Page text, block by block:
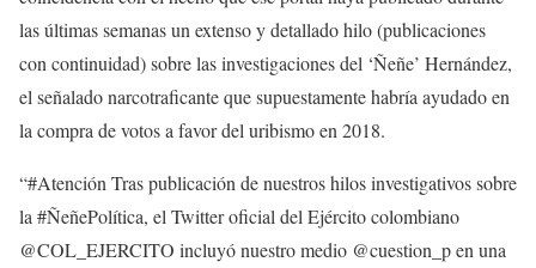
las últimas semanas un extenso y detallado hilo (publicaciones
con continuidad) sobre las investigaciones del ‘Ñeñe’ Hernández,
el señalado narcotraficante que supuestamente habría ayudado en
la compra de votos a favor del uribismo en 2018.
“#Atención Tras publicación de nuestros hilos investigativos sobre
la #ÑeñePolítica, el Twitter oficial del Ejército colombiano
@COL_EJERCITO incluyó nuestro medio @cuestion_p en una